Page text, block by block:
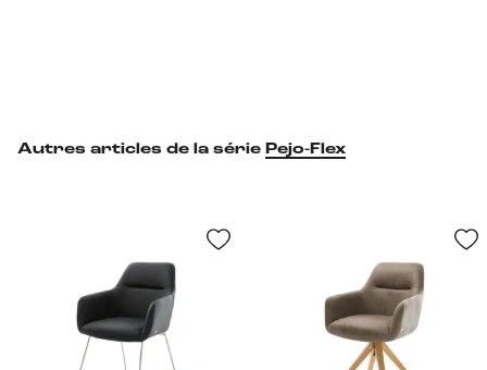
Autres articles de la série Pejo-Flex